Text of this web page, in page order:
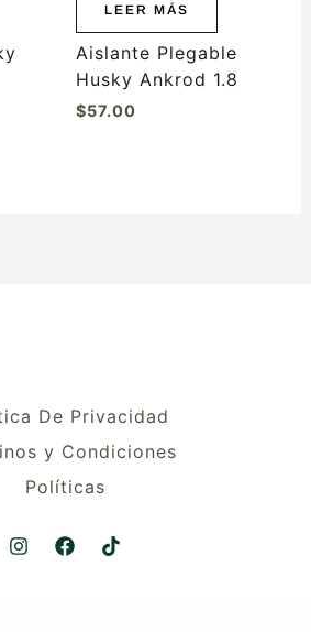
LEER MÁS
Aislante Plegable
Husky Ankrod 1.8
$57.00
De Privacidad
y Condiciones
Políticas